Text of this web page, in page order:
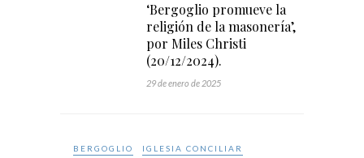
‘Bergoglio promueve la
religión de la masonería’,
por Miles Christi
(20/12/2024).
29 de enero de 2025
BERGOGLIO IGLESIA CONCILIAR